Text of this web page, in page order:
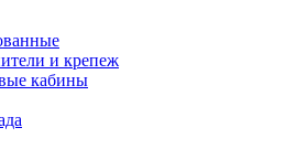
и крепеж
кабины